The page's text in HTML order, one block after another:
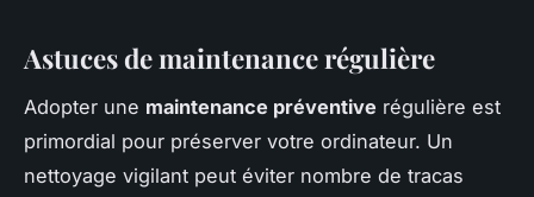
Astuces de maintenance régulière
Adopter une maintenance préventive régulière est
primordial pour préserver votre ordinateur. Un
nettoyage vigilant peut éviter nombre de tracas